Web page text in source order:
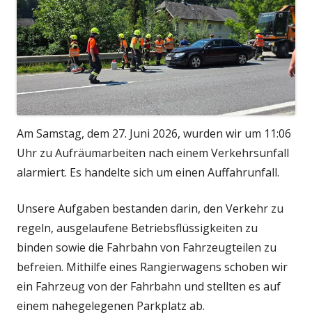
Am Samstag, dem 27. Juni 2026, wurden wir um 11:06
Uhr zu Aufräumarbeiten nach einem Verkehrsunfall
alarmiert. Es handelte sich um einen Auffahrunfall.
Unsere Aufgaben bestanden darin, den Verkehr zu
regeln, ausgelaufene Betriebsflüssigkeiten zu
binden sowie die Fahrbahn von Fahrzeugteilen zu
befreien. Mithilfe eines Rangierwagens schoben wir
ein Fahrzeug von der Fahrbahn und stellten es auf
einem nahegelegenen Parkplatz ab.